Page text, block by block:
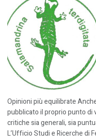
Opinioni più equilibrate
pubblicato il proprio punto di
critiche sia generali, sia
L’Ufficio Studi e Ricerche di